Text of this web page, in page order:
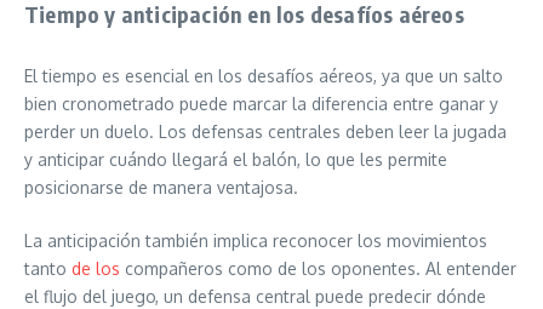
Tiempo y anticipación en los desafíos aéreos
El tiempo es esencial en los desafíos aéreos, ya que un salto
bien cronometrado puede marcar la diferencia entre ganar y
perder un duelo. Los defensas centrales deben leer la jugada
y anticipar cuándo llegará el balón, lo que les permite
posicionarse de manera ventajosa.
La anticipación también implica reconocer los movimientos
tanto de los compañeros como de los oponentes. Al entender
el flujo del juego, un defensa central puede predecir dónde